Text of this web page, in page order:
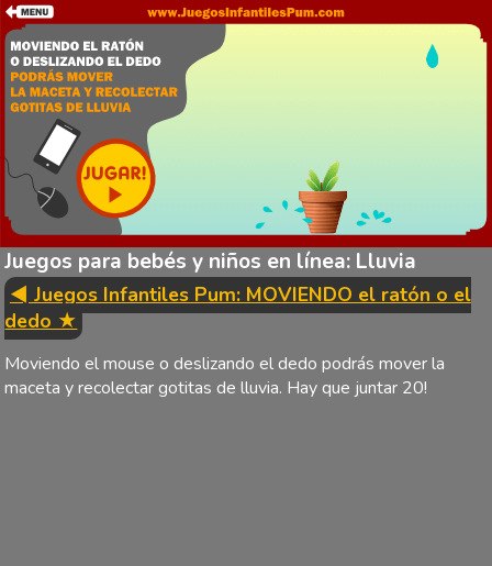
Juegos para bebés y niños en línea: Lluvia
◄ Juegos Infantiles Pum: MOVIENDO el ratón o el
dedo ★
Moviendo el mouse o deslizando el dedo podrás mover la
maceta y recolectar gotitas de lluvia. Hay que juntar 20!